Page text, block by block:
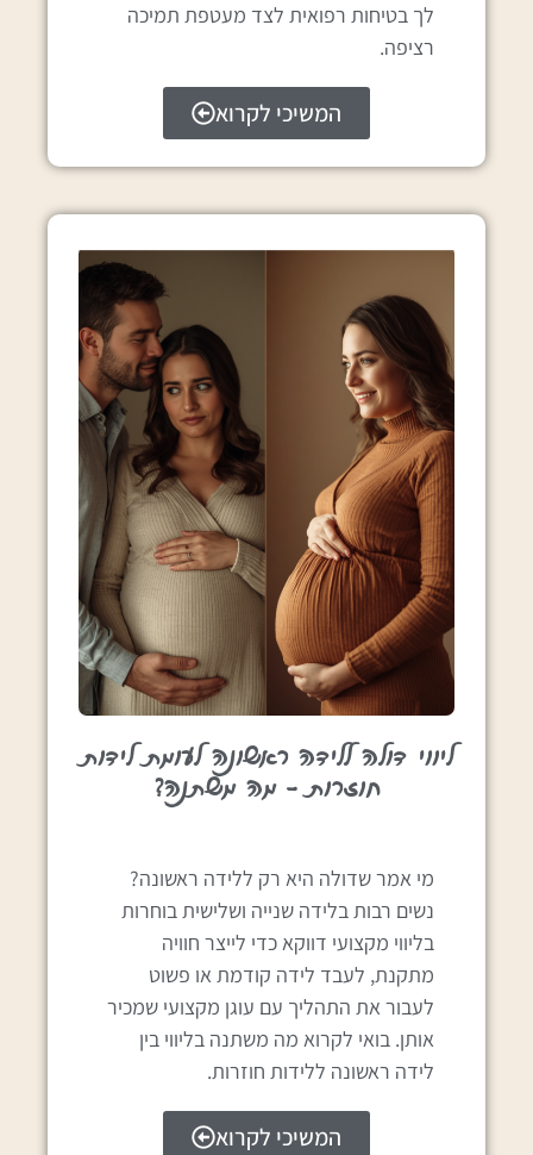
לך בטיחות רפואית לצד מעטפת תמיכה
רציפה.
המשיכי לקרוא
ליווי דולה ללידה ראשונה לעומת לידות
חוזרות – מה משתנה?
מי אמר שדולה היא רק ללידה ראשונה?
נשים רבות בלידה שנייה ושלישית בוחרות
בליווי מקצועי דווקא כדי לייצר חוויה
מתקנת, לעבד לידה קודמת או פשוט
לעבור את התהליך עם עוגן מקצועי שמכיר
אותן. בואי לקרוא מה משתנה בליווי בין
לידה ראשונה ללידות חוזרות.
המשיכי לקרוא